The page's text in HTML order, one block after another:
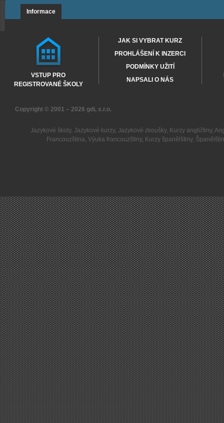
Informace
VSTUP PRO
REGISTROVANÉ ŠKOLY
JAK SI VYBRAT KURZ
PROHLÁŠENÍ K INZERCI
PODMÍNKY UŽITÍ
NAPSALI O NÁS
Copyright © 2001 – 2026 gdi, s.r.o.
Jazykové školy, Jazykové kurzy, Jazykové zkoušky, Kurzy angličtiny,
Francouzština,Výuka francouzštiny, Kurzy španělštiny,